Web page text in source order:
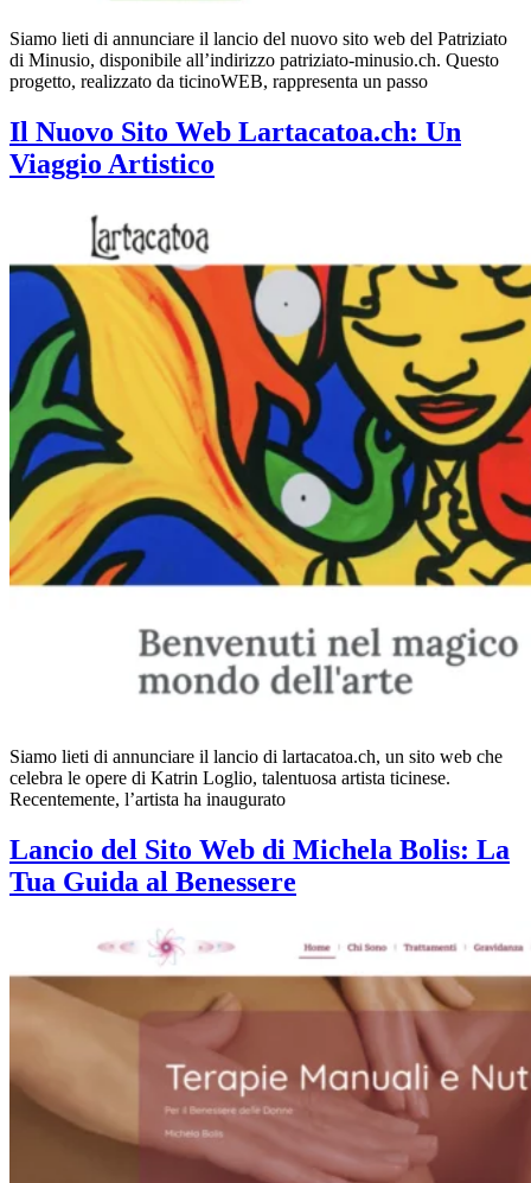
Siamo lieti di annunciare il lancio del nuovo sito web del Patriziato
di Minusio, disponibile all’indirizzo patriziato-minusio.ch. Questo
progetto, realizzato da ticinoWEB, rappresenta un passo
Il Nuovo Sito Web Lartacatoa.ch: Un
Viaggio Artistico
Siamo lieti di annunciare il lancio di lartacatoa.ch, un sito web che
celebra le opere di Katrin Loglio, talentuosa artista ticinese.
Recentemente, l’artista ha inaugurato
Lancio del Sito Web di Michela Bolis: La
Tua Guida al Benessere